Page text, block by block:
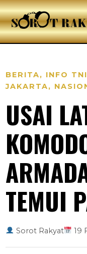
BERITA, INFO
JAKARTA,
USAI
TEMUI
Sorot Rakyat 19